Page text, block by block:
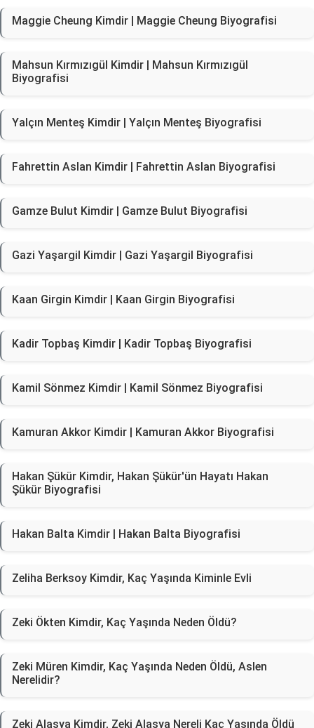
Maggie Cheung Kimdir | Maggie Cheung Biyografisi
Mahsun Kırmızıgül Kimdir | Mahsun Kırmızıgül
Biyografisi
Yalçın Menteş Kimdir | Yalçın Menteş Biyografisi
Fahrettin Aslan Kimdir | Fahrettin Aslan Biyografisi
Gamze Bulut Kimdir | Gamze Bulut Biyografisi
Gazi Yaşargil Kimdir | Gazi Yaşargil Biyografisi
Kaan Girgin Kimdir | Kaan Girgin Biyografisi
Kadir Topbaş Kimdir | Kadir Topbaş Biyografisi
Kamil Sönmez Kimdir | Kamil Sönmez Biyografisi
Kamuran Akkor Kimdir | Kamuran Akkor Biyografisi
Hakan Şükür Kimdir, Hakan Şükür'ün Hayatı Hakan
Şükür Biyografisi
Hakan Balta Kimdir | Hakan Balta Biyografisi
Zeliha Berksoy Kimdir, Kaç Yaşında Kiminle Evli
Zeki Ökten Kimdir, Kaç Yaşında Neden Öldü?
Zeki Müren Kimdir, Kaç Yaşında Neden Öldü, Aslen
Nerelidir?
Zeki Alasya Kimdir, Zeki Alasya Nereli Kaç Yaşında Öldü